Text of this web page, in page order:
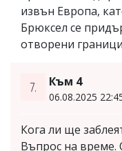
извън Европа,
Брюксел се
отворени
7. Към 4
06.08.2025
Кога ли ще
Въпрос на време.